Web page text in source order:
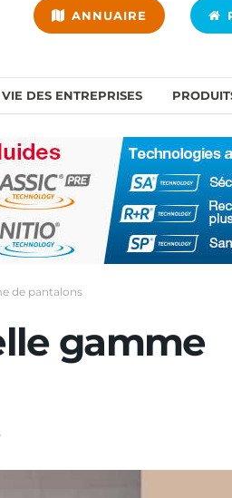
ANNUAIRE
VIE DES ENTREPRISES
de pantalons
gamme